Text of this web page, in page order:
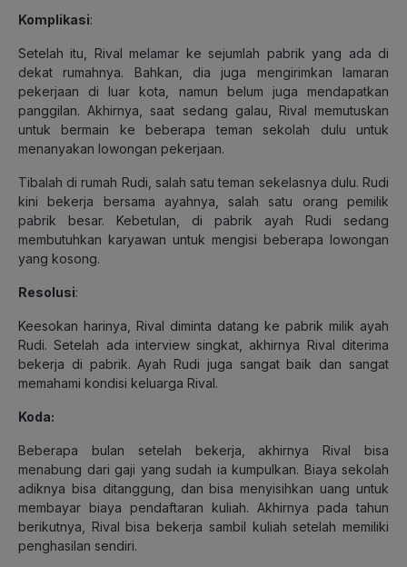
Komplikasi:
Setelah itu, Rival melamar ke sejumlah pabrik yang ada di
dekat rumahnya. Bahkan, dia juga mengirimkan lamaran
pekerjaan di luar kota, namun belum juga mendapatkan
panggilan. Akhirnya, saat sedang galau, Rival memutuskan
untuk bermain ke beberapa teman sekolah dulu untuk
menanyakan lowongan pekerjaan.
Tibalah di rumah Rudi, salah satu teman sekelasnya dulu. Rudi
kini bekerja bersama ayahnya, salah satu orang pemilik
pabrik besar. Kebetulan, di pabrik ayah Rudi sedang
membutuhkan karyawan untuk mengisi beberapa lowongan
yang kosong.
Resolusi:
Keesokan harinya, Rival diminta datang ke pabrik milik ayah
Rudi. Setelah ada interview singkat, akhirnya Rival diterima
bekerja di pabrik. Ayah Rudi juga sangat baik dan sangat
memahami kondisi keluarga Rival.
Koda:
Beberapa bulan setelah bekerja, akhirnya Rival bisa
menabung dari gaji yang sudah ia kumpulkan. Biaya sekolah
adiknya bisa ditanggung, dan bisa menyisihkan uang untuk
membayar biaya pendaftaran kuliah. Akhirnya pada tahun
berikutnya, Rival bisa bekerja sambil kuliah setelah memiliki
penghasilan sendiri.